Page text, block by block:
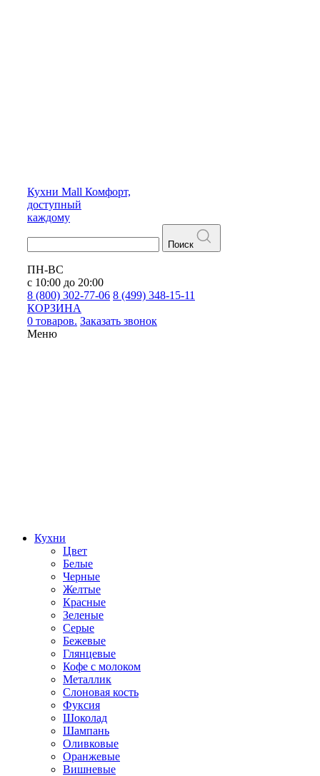
Кухни Mall Комфорт,
доступный
каждому
Поиск
ПН-ВС
с 10:00 до 20:00
8 (800) 302-77-06 8 (499) 348-15-11
КОРЗИНА
0 товаров. Заказать звонок
Меню
Кухни
Цвет
Белые
Черные
Желтые
Красные
Зеленые
Серые
Бежевые
Глянцевые
Кофе с молоком
Металлик
Слоновая кость
Фуксия
Шоколад
Шампань
Оливковые
Оранжевые
Вишневые